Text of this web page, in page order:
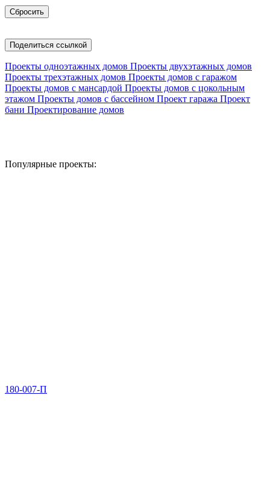
Поделиться ссылкой
Проекты одноэтажных домов Проекты двухэтажных домов
Проекты трехэтажных домов Проекты домов с гаражом
Проекты домов с мансардой Проекты домов с цокольным
этажом Проекты домов с бассейном Проект гаража Проект
бани Проектирование домов
Популярные проекты:
180-007-П